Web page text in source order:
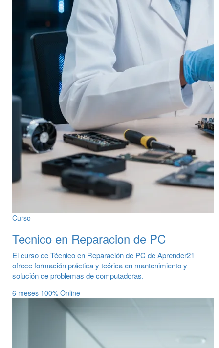
Curso
Tecnico en Reparacion de PC
El curso de Técnico en Reparación de PC de Aprender21
ofrece formación práctica y teórica en mantenimiento y
solución de problemas de computadoras.
6 meses 100% Online